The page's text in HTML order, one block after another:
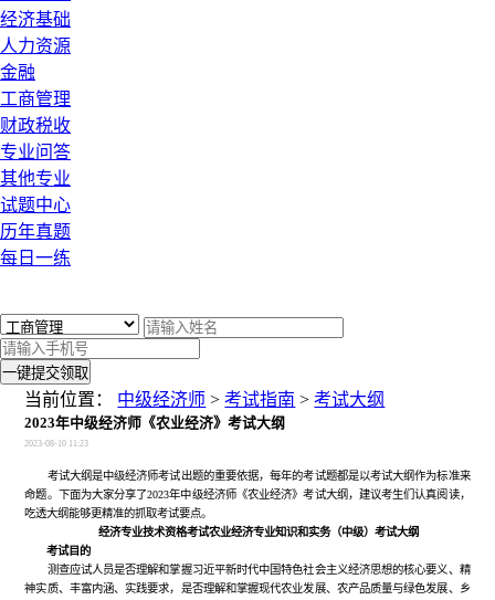
经济基础
人力资源
金融
工商管理
财政税收
专业问答
其他专业
试题中心
历年真题
每日一练
一键提交领取
当前位置： 中级经济师 >考试指南 >考试大纲
2023年中级经济师《农业经济》考试大纲
2023-08-10 11:23
考试大纲是中级经济师考试出题的重要依据，每年的考试题都是以考试大纲作为标准来
命题。下面为大家分享了2023年中级经济师《农业经济》考试大纲，建议考生们认真阅读，
吃透大纲能够更精准的抓取考试要点。
经济专业技术资格考试农业经济专业知识和实务（中级）考试大纲
考试目的
测查应试人员是否理解和掌握习近平新时代中国特色社会主义经济思想的核心要义、精
神实质、丰富内涵、实践要求，是否理解和掌握现代农业发展、农产品质量与绿色发展、乡